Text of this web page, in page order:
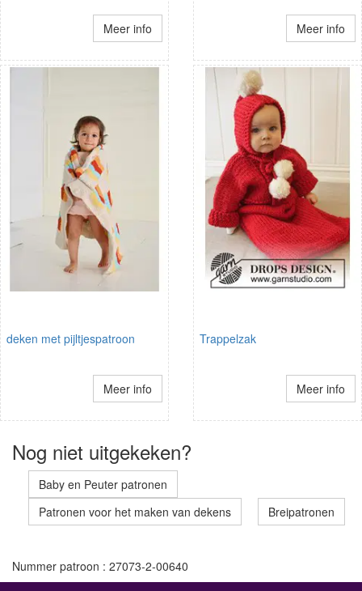
Meer info Meer info
deken met pijltjespatroon
Meer info
Trappelzak
Meer info
Nog niet uitgekeken?
Baby en Peuter patronen
Patronen voor het maken van dekens
Breipatronen
Nummer patroon : 27073-2-00640